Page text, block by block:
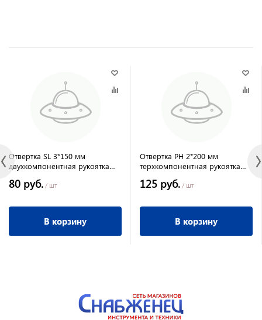
Отвертка SL 3*150 мм
двухкомпонентная рукоятка
80 руб. / шт
В корзину
Отвертка PH 2*200 мм
терхкомпонентная рукоятка
125 руб. / шт
В корзину